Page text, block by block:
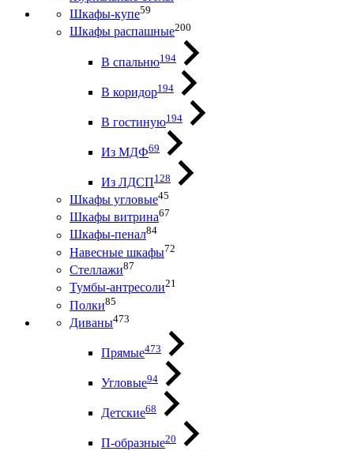
Шкафы-купе59
Шкафы распашные200
В спальню194
В коридор194
В гостиную194
Из МДФ69
Из ЛДСП128
Шкафы угловые45
Шкафы витрина67
Шкафы-пенал84
Навесные шкафы72
Стеллажи87
Тумбы-антресоли21
Полки85
Диваны473
Прямые473
Угловые94
Детские68
П-образные20